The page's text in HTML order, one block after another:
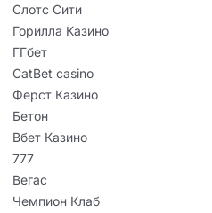
Слотс Сити
Горилла Казино
ГГбет
CatBet casino
Ферст Казино
Бетон
Вбет Казино
777
Вегас
Чемпион Клаб